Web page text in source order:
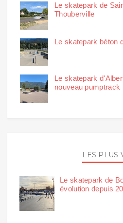
Le skatepark de
Thouberville
Le skatepark béton
Le skatepark
nouveau pumptrack
LES PLUS
Le skatepark de
évolution depuis